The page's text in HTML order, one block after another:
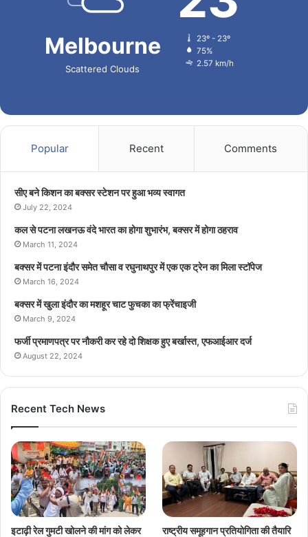
Melbourne
Scattered Clouds
23º - 23º
75%
2.57 km/h
Popular Recent Comments
सीए बने किशन का बक्सर स्टेशन पर हुआ भव्य स्वागत
July 22, 2024
कल से पटना लखनऊ वंदे भारत का होगा शुभारंभ, बक्सर में होगा ठहराव
March 11, 2024
बक्सर में पटना इंदौर समेत चौसा व रघुनाथपुर में एक एक ट्रेन का मिला स्टॉपेज
March 16, 2024
बक्सर में खुला इंदौर का मशहूर चाट फुचका का फ्रेंचाइजी
March 9, 2024
फर्जी प्रमाणपत्र पर नौकरी कर रहे दो शिक्षक हुए बर्खास्त, एफआईआर दर्ज
August 22, 2024
Recent Tech News
इटाढ़ी रेल गुमटी खोलने की मांग को लेकर
राष्ट्रीय समूहगान प्रतियोगिता की तैयारि